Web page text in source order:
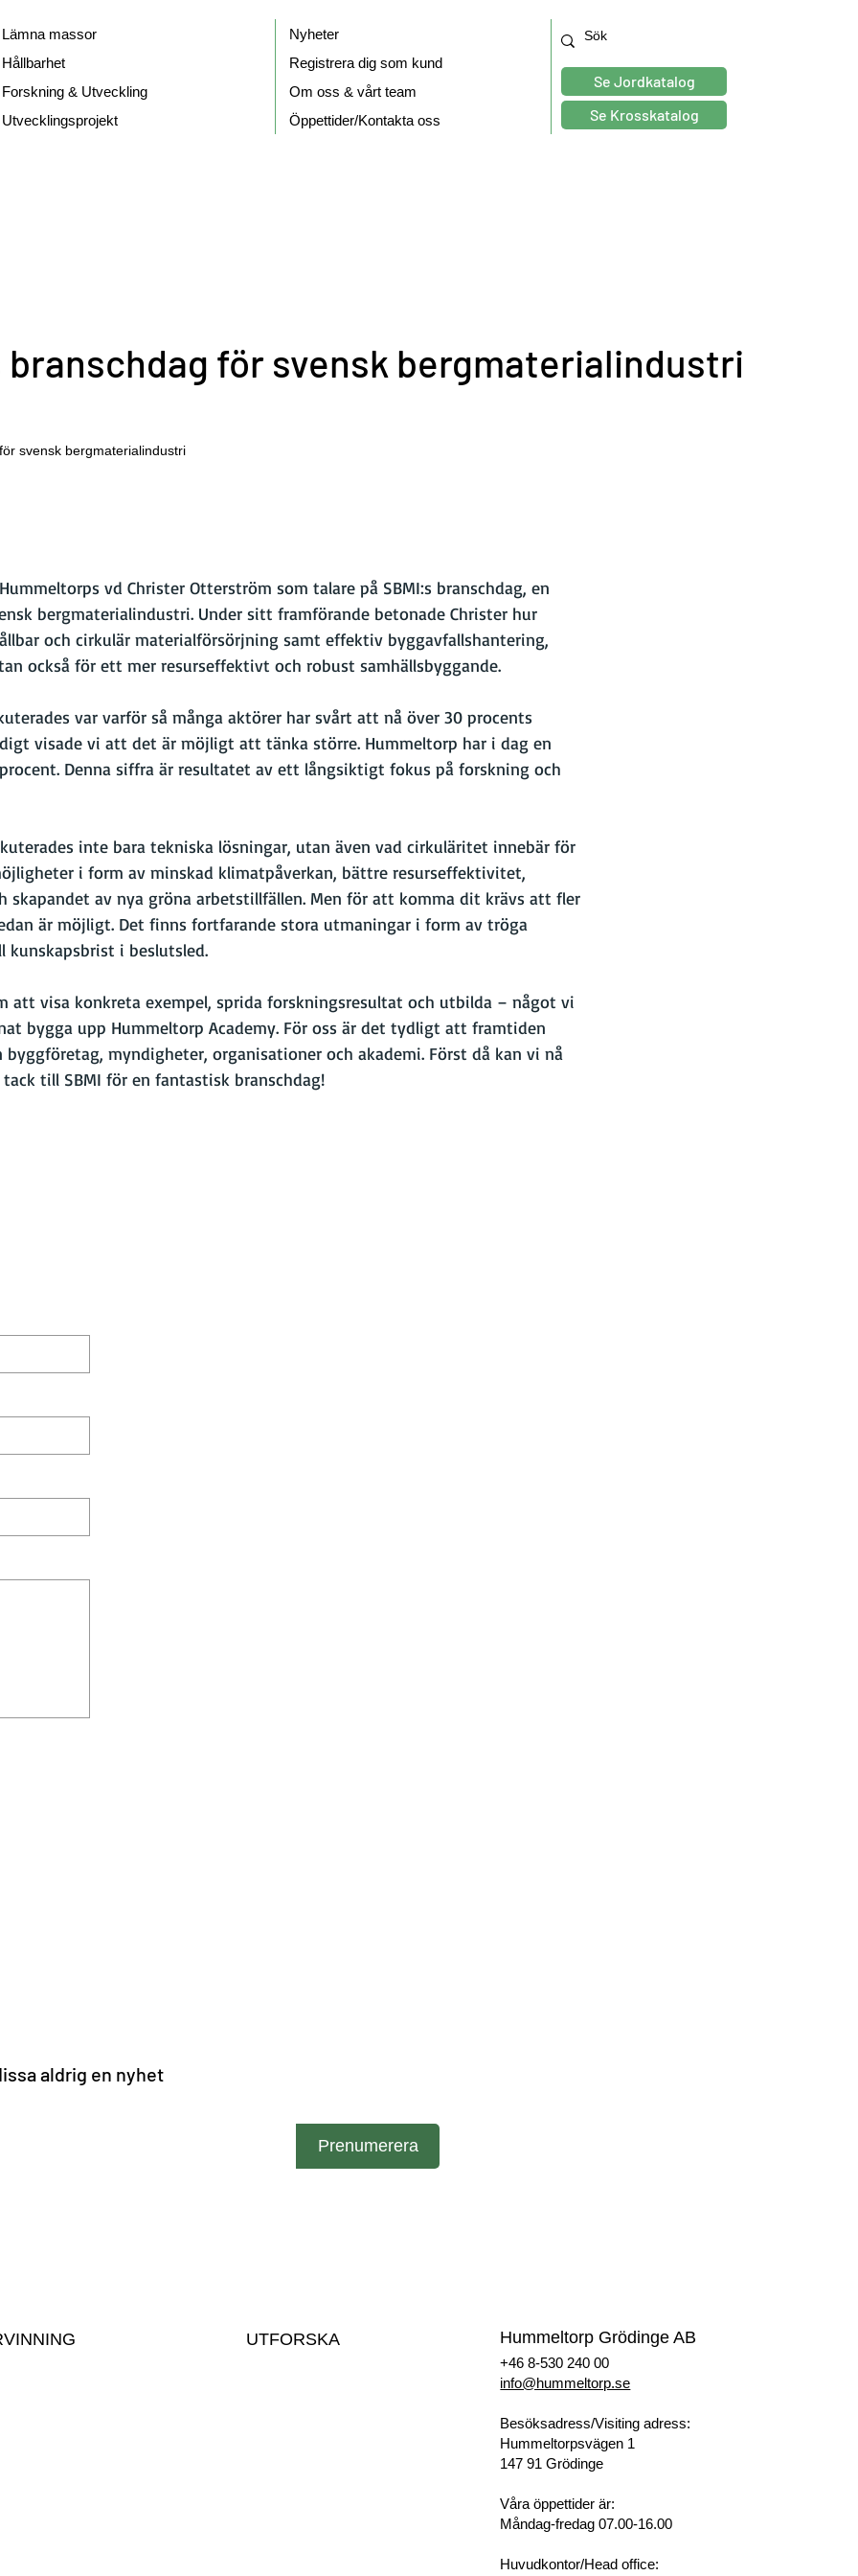
Lämna massor
Hållbarhet
Forskning & Utveckling
Utvecklingsprojekt
Nyheter
Registrera dig som kund
Om oss & vårt team
Öppettider/Kontakta oss
Se Jordkatalog
Se Krosskatalog
branschdag för svensk bergmaterialindustri
svensk bergmaterialindustri
vd Christer Otterström som talare på SBMI:s branschdag, en
bergmaterialindustri. Under sitt framförande betonade Christer hur
och cirkulär materialförsörjning samt effektiv byggavfallshantering,
också för ett mer resurseffektivt och robust samhällsbyggande.
var varför så många aktörer har svårt att nå över 30 procents
visade vi att det är möjligt att tänka större. Hummeltorp har i dag en
Denna siffra är resultatet av ett långsiktigt fokus på forskning och
inte bara tekniska lösningar, utan även vad cirkuläritet innebär för
i form av minskad klimatpåverkan, bättre resurseffektivitet,
skapandet av nya gröna arbetstillfällen. Men för att komma dit krävs att fler
är möjligt. Det finns fortfarande stora utmaningar i form av tröga
kunskapsbrist i beslutsled.
att visa konkreta exempel, sprida forskningsresultat och utbilda – något vi
bygga upp Hummeltorp Academy. För oss är det tydligt att framtiden
byggföretag, myndigheter, organisationer och akademi. Först då kan vi nå
till SBMI för en fantastisk branschdag!
Hummeltorp Grödinge AB
+46 8-530 240 00
info@hummeltorp.se
Besöksadress/Visiting adress:
Hummeltorpsvägen 1
147 91 Grödinge
Våra öppettider är:
Måndag-fredag 07.00-16.00
Huvudkontor/Head office:
UTFORSKA
aldrig en nyhet
Prenumerera